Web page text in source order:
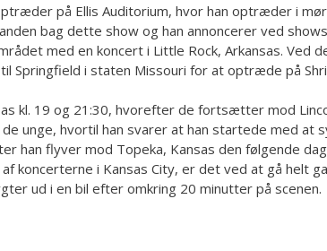
på Ellis Auditorium, hvor han optræder i
bag dette show og han annoncerer ved
med en koncert i Little Rock, Arkansas. Ved
Springfield i staten Missouri for at optræde på
kl. 19 og 21:30, hvorefter de fortsætter mod
unge, hvortil han svarer at han startede med
han flyver mod Topeka, Kansas den følgende
koncerterne i Kansas City, er det ved at gå helt
ud i en bil efter omkring 20 minutter på scenen.